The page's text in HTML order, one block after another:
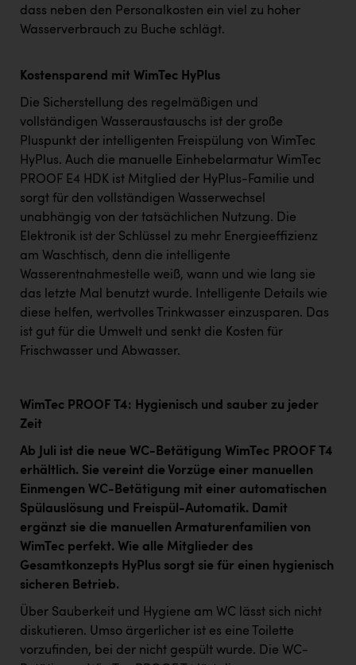
dass neben den Personalkosten ein viel zu hoher
Wasserverbrauch zu Buche schlägt.
Kostensparend mit WimTec HyPlus
Die Sicherstellung des regelmäßigen und
vollständigen Wasseraustauschs ist der große
Pluspunkt der intelligenten Freispülung von WimTec
HyPlus. Auch die manuelle Einhebelarmatur WimTec
PROOF E4 HDK ist Mitglied der HyPlus-Familie und
sorgt für den vollständigen Wasserwechsel
unabhängig von der tatsächlichen Nutzung. Die
Elektronik ist der Schlüssel zu mehr Energieeffizienz
am Waschtisch, denn die intelligente
Wasserentnahmestelle weiß, wann und wie lang sie
das letzte Mal benutzt wurde. Intelligente Details wie
diese helfen, wertvolles Trinkwasser einzusparen. Das
ist gut für die Umwelt und senkt die Kosten für
Frischwasser und Abwasser.
WimTec PROOF T4: Hygienisch und sauber zu jeder
Zeit
Ab Juli ist die neue WC-Betätigung WimTec PROOF T4
erhältlich. Sie vereint die Vorzüge einer manuellen
Einmengen WC-Betätigung mit einer automatischen
Spülauslösung und Freispül-Automatik. Damit
ergänzt sie die manuellen Armaturenfamilien von
WimTec perfekt. Wie alle Mitglieder des
Gesamtkonzepts HyPlus sorgt sie für einen hygienisch
sicheren Betrieb.
Über Sauberkeit und Hygiene am WC lässt sich nicht
diskutieren. Umso ärgerlicher ist es eine Toilette
vorzufinden, bei der nicht gespült wurde. Die WC-